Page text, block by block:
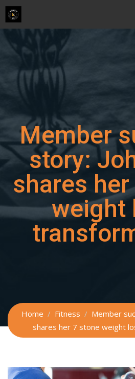
Skip
Member
story:
shares
weight
Home Fitness
Member
shares her 7 stone weight